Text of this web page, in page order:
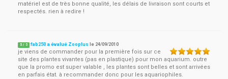
matériel est de très bonne qualité, les délais de livraison sont courts et
respectés. rien à redire !
5 / 5 fab250 a évalué Zooplus le 24/09/2010
je viens de commander pour la première fois sur ce
site des plantes vivantes (pas en plastique) pour mon aquarium. outre
que la promo est super valable , les plantes sont belles et sont arrivées
en parfais état. à recommander donc pour les aquariophiles.